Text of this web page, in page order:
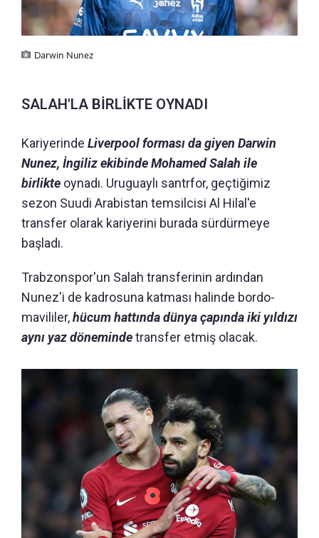
Darwin Nunez
SALAH'LA BİRLİKTE OYNADI
Kariyerinde Liverpool forması da giyen Darwin
Nunez, İngiliz ekibinde Mohamed Salah ile
birlikte oynadı. Uruguaylı santrfor, geçtiğimiz
sezon Suudi Arabistan temsilcisi Al Hilal'e
transfer olarak kariyerini burada sürdürmeye
başladı.
Trabzonspor'un Salah transferinin ardından
Nunez'i de kadrosuna katması halinde bordo-
mavililer,hücum hattında dünya çapında iki yıldızı
aynı yaz dönemindetransfer etmiş olacak.